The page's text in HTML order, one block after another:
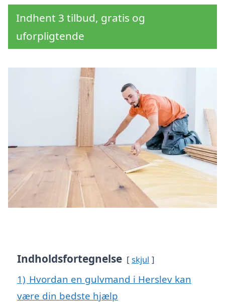
Indhent 3 tilbud, gratis og
uforpligtende
Indholdsfortegnelse skjul
1) Hvordan en gulvmand i Herslev kan
være din bedste hjælp